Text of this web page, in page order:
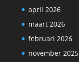
april 2026
maart 2026
februari 2026
november 2025